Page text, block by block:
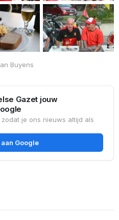
Buyens
Gazet jouw
je ons nieuws altijd als
Google